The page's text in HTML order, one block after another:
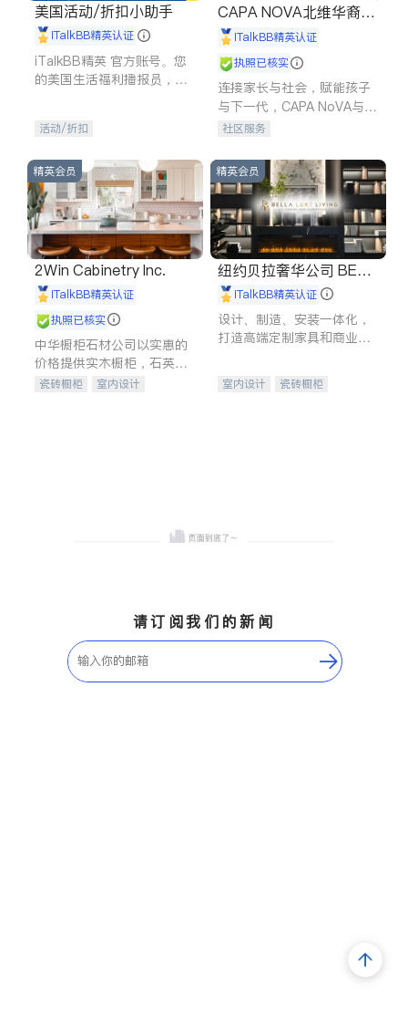
美国活动/折扣小助手
iTalkBB精英认证
iTalkBB精英 官方账号。您
的美国生活福利播报员，精
专属福利。
活动/折扣
CAPA NOVA北维华裔家
长会iTalkBB精英认证
执照已核实
连接家长与社会，赋能孩子
与下一代，CAPA NoVA与您
携手建设包容、公平、充满
社区服务
精英会员
2Win Cabinetry Inc.
iTalkBB精英认证
执照已核实
中华橱柜石材公司以实惠的
价格提供实木橱柜，石英石
台面，多种优质不锈钢水
瓷砖橱柜
室内设计
精英会员
纽约贝拉奢华公司 BELL
A LUXE
iTalkBB精英认证
设计、制造、安装一体化，
打造高端定制家具和商业空
室内设计
瓷砖橱柜
请订阅我们的新闻